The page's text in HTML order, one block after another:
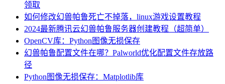
领取
如何修改幻兽帕鲁死亡不掉落，linux游戏设置教程
2024最新腾讯云幻兽帕鲁服务器创建教程（超简单）
OpenCV库：Python图像无损保存
幻兽帕鲁配置文件在哪？Palworld优化配置文件存放路
径
Python图像无损保存：Matplotlib库